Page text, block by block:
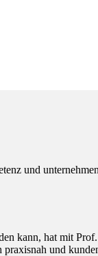
und
kann, hat mit
und